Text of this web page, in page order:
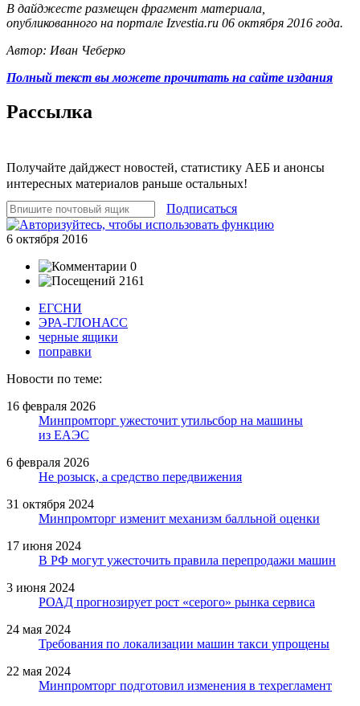
В дайджесте размещен фрагмент материала,
опубликованного на портале Izvestia.ru 06 октября 2016 года.
Автор: Иван Чеберко
Полный текст вы можете прочитать на сайте издания
Рассылка
Получайте дайджест новостей, статистику АЕБ и анонсы
интересных материалов раньше остальных!
Подписаться
6 октября 2016
0
2161
ЕГСНИ
ЭРА-ГЛОНАСС
черные ящики
поправки
Новости по теме:
16 февраля 2026
Минпромторг ужесточит утильсбор на машины
из ЕАЭС
6 февраля 2026
Не розыск, а средство передвижения
31 октября 2024
Минпромторг изменит механизм балльной оценки
17 июня 2024
В РФ могут ужесточить правила перепродажи машин
3 июня 2024
РОАД прогнозирует рост «серого» рынка сервиса
24 мая 2024
Требования по локализации машин такси упрощены
22 мая 2024
Минпромторг подготовил изменения в техрегламент